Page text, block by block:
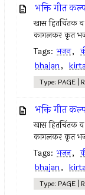
भक्ति गीत
खास हितचिंतक व
कागलकर कृत
Tags: भजन,
bhajan,
Type: PAGE |
भक्ति गीत
खास हितचिंतक व
कागलकर कृत
Tags: भजन,
bhajan,
Type: PAGE |